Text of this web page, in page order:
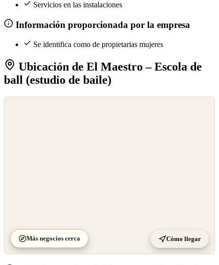
Servicios en las instalaciones
Información proporcionada por la empresa
Se identifica como de propietarias mujeres
Ubicación de El Maestro – Escola de
ball (estudio de baile)
Más negocios cerca Cómo llegar